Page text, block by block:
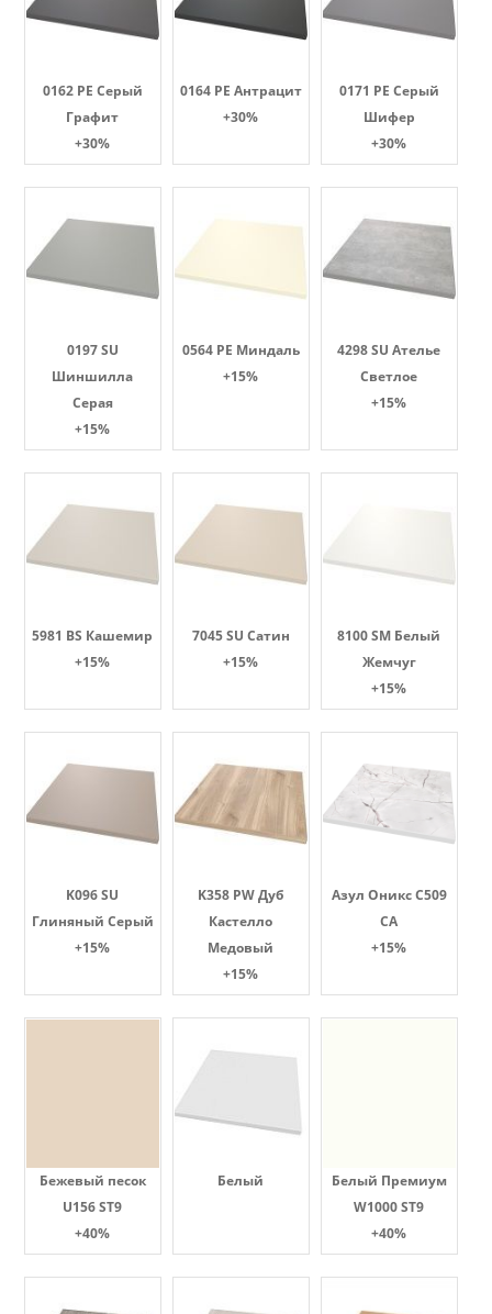
0162 PE Серый
Графит
+30%
0164 PE Антрацит
+30%
0171 PE Серый
Шифер
+30%
0197 SU
Шиншилла
Серая
+15%
0564 PE Миндаль
+15%
4298 SU Ателье
Светлое
+15%
5981 BS Кашемир
+15%
7045 SU Сатин
+15%
8100 SM Белый
Жемчуг
+15%
K096 SU
Глиняный Серый
+15%
K358 PW Дуб
Кастелло
Медовый
+15%
Азул Оникс С509
СА
+15%
Бежевый песок
U156 ST9
+40%
Белый
Белый Премиум
W1000 ST9
+40%